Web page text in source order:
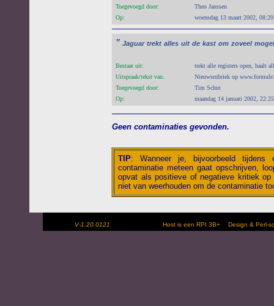
Toegevoegd door:
Theo Janssen
Op:
woensdag 13 maart 2002, 08:20
" Jaguar trekt alles uit de kast om zoveel
Bestaat uit:
trekt alle registers open, haalt
Uitspraak/tekst van:
Nieuwsrubriek op
Toegevoegd door:
Tim Schut
Op:
maandag 14 januari 2002, 22:25
Geen contaminaties gevonden.
TIP: Wanneer je, bijvoorbeeld tijdens
contaminatie meteen gaat opschrijven,
opvat als positieve of negatieve kritiek
niet van weerhouden om de contaminatie
V-1.20.0121 Host is een RPI 3B+ Design &